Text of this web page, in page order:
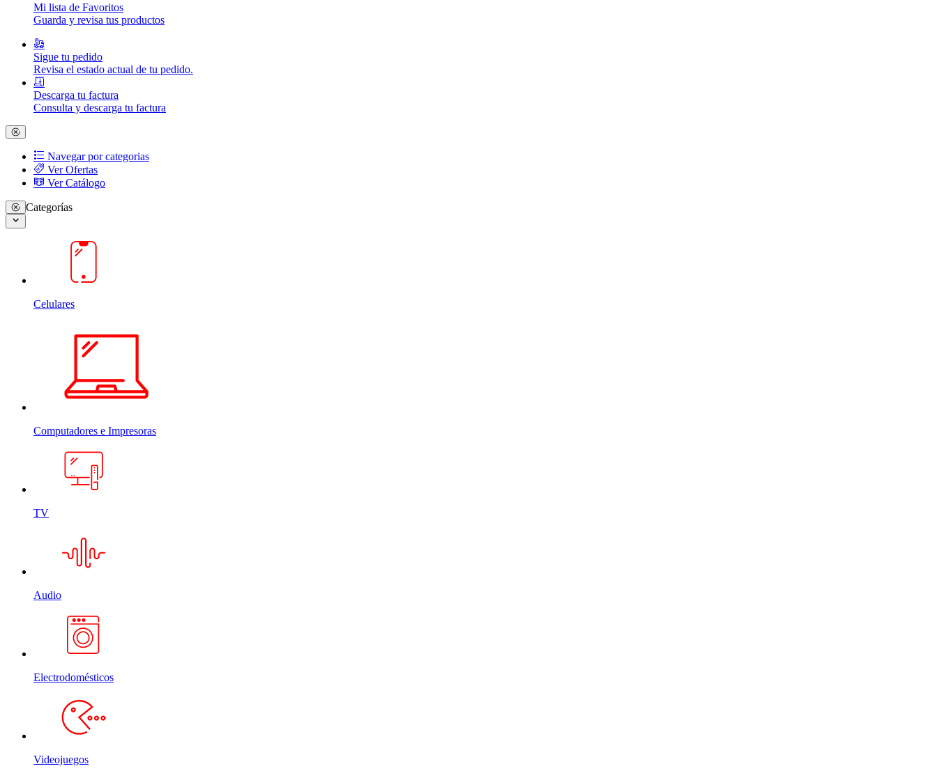
Mi lista de Favoritos
Guarda y revisa tus productos
Sigue tu pedido
Revisa el estado actual de tu pedido.
Descarga tu factura
Consulta y descarga tu factura
Navegar por categorias
Ver Ofertas
Ver Catálogo
Categorías
Celulares
Computadores e Impresoras
TV
Audio
Electrodomésticos
Videojuegos